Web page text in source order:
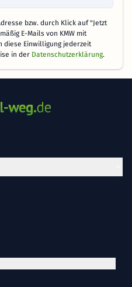
bzw. durch Klick auf "Jetzt
E-Mails von KMW mit
diese Einwilligung jederzeit
in der Datenschutzerklärung.